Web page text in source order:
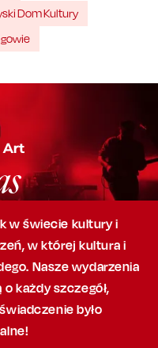
Dom Kultury
w świecie kultury i
w której kultura i
Nasze wydarzenia
o każdy szczegół,
było